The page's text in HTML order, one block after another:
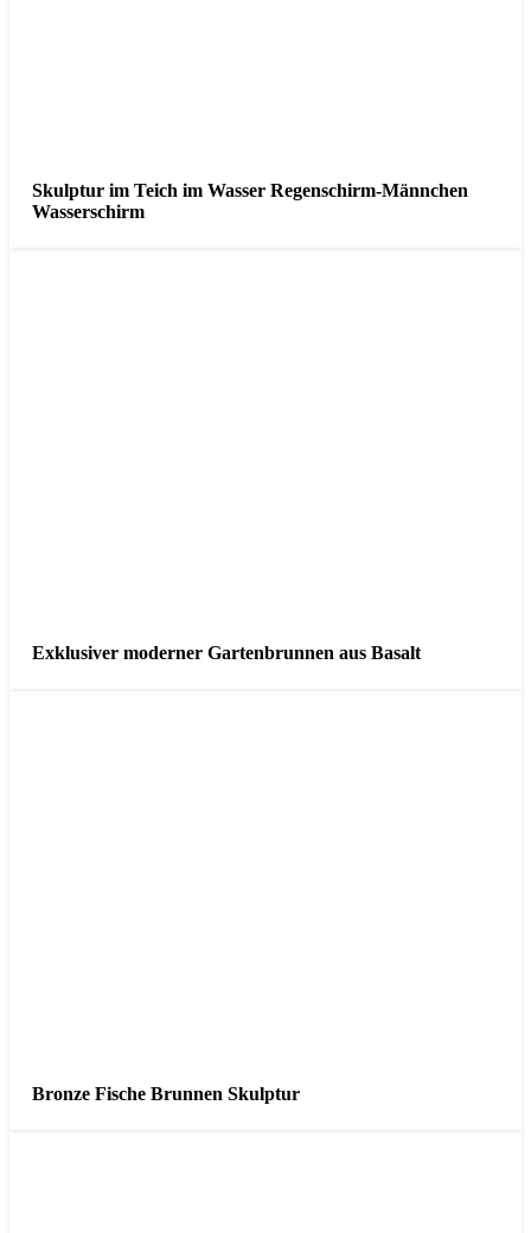
Skulptur im Teich im Wasser Regenschirm-Männchen
Wasserschirm
Exklusiver moderner Gartenbrunnen aus Basalt
Bronze Fische Brunnen Skulptur